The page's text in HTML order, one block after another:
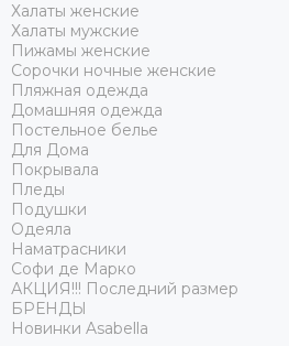
Халаты женские
Халаты мужские
Пижамы женские
Сорочки ночные женские
Пляжная одежда
Домашняя одежда
Постельное белье
Для Дома
Покрывала
Пледы
Подушки
Одеяла
Наматрасники
Софи де Марко
АКЦИЯ!!! Последний размер
БРЕНДЫ
Новинки Asabella